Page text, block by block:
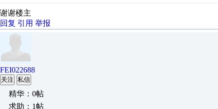
谢谢楼主
回复 引用 举报
FEI022688
关注 私信
精华：0帖
求助：1帖